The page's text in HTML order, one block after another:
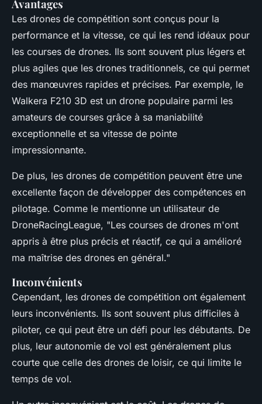
Avantages
Les drones de compétition sont conçus pour la
performance et la vitesse, ce qui les rend idéaux pour
les courses de drones. Ils sont souvent plus légers et
plus agiles que les drones traditionnels, ce qui permet
des manœuvres rapides et précises. Par exemple, le
Walkera F210 3D est un drone populaire parmi les
amateurs de courses grâce à sa maniabilité
exceptionnelle et sa vitesse de pointe
impressionnante.
De plus, les drones de compétition peuvent être une
excellente façon de développer des compétences en
pilotage. Comme le mentionne un utilisateur de
DroneRacingLeague, "Les courses de drones m'ont
appris à être plus précis et réactif, ce qui a amélioré
ma maîtrise des drones en général."
Inconvénients
Cependant, les drones de compétition ont également
leurs inconvénients. Ils sont souvent plus difficiles à
piloter, ce qui peut être un défi pour les débutants. De
plus, leur autonomie de vol est généralement plus
courte que celle des drones de loisir, ce qui limite le
temps de vol.